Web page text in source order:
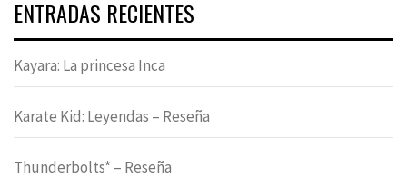
ENTRADAS RECIENTES
Kayara: La princesa Inca
Karate Kid: Leyendas – Reseña
Thunderbolts* – Reseña